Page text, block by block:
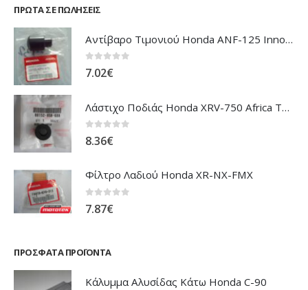
ΠΡΏΤΑ ΣΕ ΠΩΛΉΣΕΙΣ
Αντίβαρο Τιμονιού Honda ANF-125 Innova
0out of 5
7.02€
Λάστιχο Ποδιάς Honda XRV-750 Africa Twin
0out of 5
8.36€
Φίλτρο Λαδιού Honda XR-NX-FMX
0out of 5
7.87€
ΠΡΌΣΦΑΤΑ ΠΡΟΪΌΝΤΑ
Κάλυμμα Αλυσίδας Κάτω Honda C-90